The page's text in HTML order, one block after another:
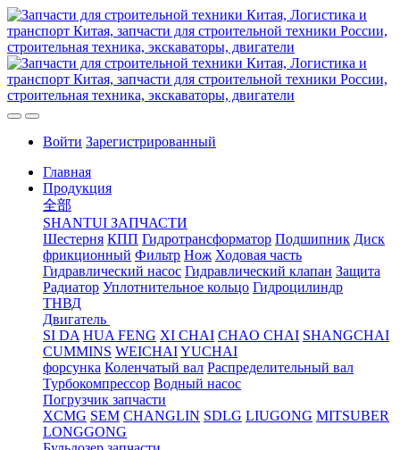
Войти Зарегистрированный
Главная
Продукция
全部
SHANTUI ЗАПЧАСТИ
Шестерня КПП Гидротрансформатор Подшипник Диск
фрикционный Фильтр Нож Ходовая часть
Гидравлический насос Гидравлический клапан Защита
Радиатор Уплотнительное кольцо Гидроцилиндр
ТНВД
Двигатель
SI DA HUA FENG XI CHAI CHAO CHAI SHANGCHAI
CUMMINS WEICHAIYUCHAI
форсунка Коленчатый вал Распределительный вал
Турбокомпрессор Водный насос
Погрузчик запчасти
XCMG SEM CHANGLIN SDLG LIUGONG MITSUBER
LONGGONG